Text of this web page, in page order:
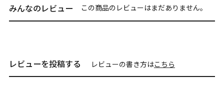
みんなのレビュー この商品のレビューはまだありません。
レビューを投稿する レビューの書き方はこちら